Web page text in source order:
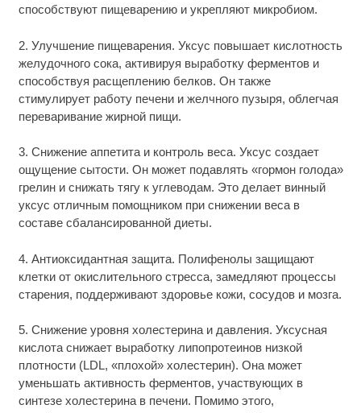
способствуют пищеварению и укрепляют микробиом.
2. Улучшение пищеварения. Уксус повышает кислотность
желудочного сока, активируя выработку ферментов и
способствуя расщеплению белков. Он также
стимулирует работу печени и желчного пузыря, облегчая
переваривание жирной пищи.
3. Снижение аппетита и контроль веса. Уксус создает
ощущение сытости. Он может подавлять «гормон голода»
грелин и снижать тягу к углеводам. Это делает винный
уксус отличным помощником при снижении веса в
составе сбалансированной диеты.
4. Антиоксидантная защита. Полифенолы защищают
клетки от окислительного стресса, замедляют процессы
старения, поддерживают здоровье кожи, сосудов и мозга.
5. Снижение уровня холестерина и давления. Уксусная
кислота снижает выработку липопротеинов низкой
плотности (LDL, «плохой» холестерин). Она может
уменьшать активность ферментов, участвующих в
синтезе холестерина в печени. Помимо этого,